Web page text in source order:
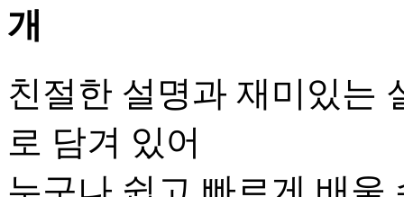
친절한 설명과 재미있는
로 담겨 있어